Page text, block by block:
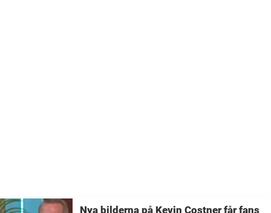
Nya bilderna på Kevin Costner får fans